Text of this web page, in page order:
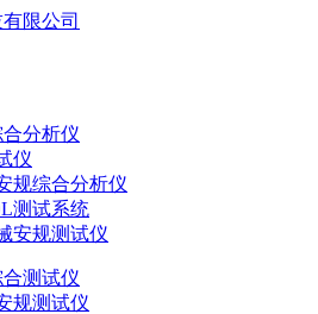
分析仪
仪
规综合分析仪
测试系统
安规测试仪
测试仪
规测试仪